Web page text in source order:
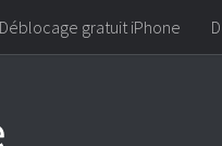
Déblocage gratuit iPhone